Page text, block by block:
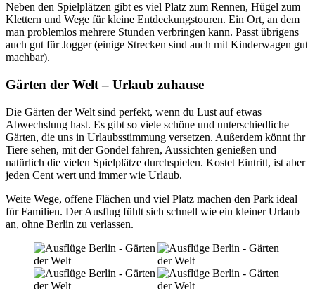
Neben den Spielplätzen gibt es viel Platz zum Rennen, Hügel zum
Klettern und Wege für kleine Entdeckungstouren. Ein Ort, an dem
man problemlos mehrere Stunden verbringen kann. Passt übrigens
auch gut für Jogger (einige Strecken sind auch mit Kinderwagen gut
machbar).
Gärten der Welt – Urlaub zuhause
Die Gärten der Welt sind perfekt, wenn du Lust auf etwas
Abwechslung hast. Es gibt so viele schöne und unterschiedliche
Gärten, die uns in Urlaubsstimmung versetzen. Außerdem könnt ihr
Tiere sehen, mit der Gondel fahren, Aussichten genießen und
natürlich die vielen Spielplätze durchspielen. Kostet Eintritt, ist aber
jeden Cent wert und immer wie Urlaub.
Weite Wege, offene Flächen und viel Platz machen den Park ideal
für Familien. Der Ausflug fühlt sich schnell wie ein kleiner Urlaub
an, ohne Berlin zu verlassen.